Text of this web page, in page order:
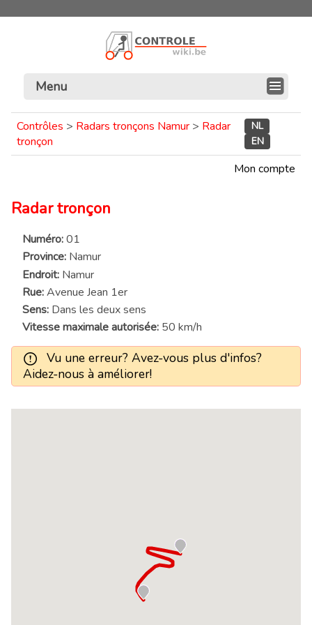
Menu
Contrôles > Radars tronçons Namur > Radar
tronçon
NL
EN
Mon compte
Radar tronçon
Numéro:01
Province: Namur
Endroit: Namur
Rue:Avenue Jean 1er
Sens: Dans les deux sens
Vitesse maximale autorisée: 50 km/h
Vu une erreur? Avez-vous plus d'infos?
Aidez-nous à améliorer!